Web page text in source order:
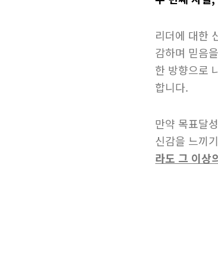
리더에 대한
감하며 믿음
한 방향으로
합니다.
만약 목표달
신감을 느끼
라도 그 이상